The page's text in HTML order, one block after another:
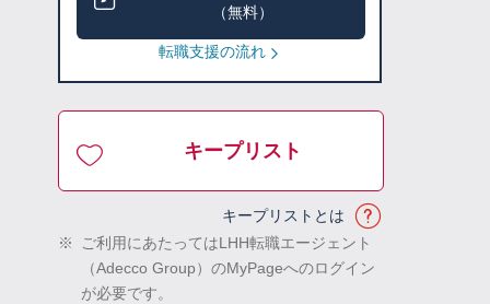
（無料）
転職支援の流れ
キープリスト
キープリストとは
※
ご利用にあたってはLHH転職エージェント
（Adecco Group）のMyPageへのログイン
が必要です。